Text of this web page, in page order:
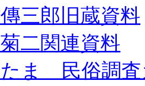
三郎旧蔵資料
二関連資料
ま 民俗調査